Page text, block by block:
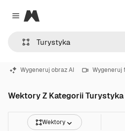
Close menu
Magnific
Wygeneruj obraz AI Wygeneruj
Wektory Z Kategorii Turystyka
Wektory